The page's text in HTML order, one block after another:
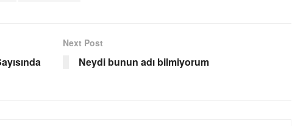
Next Post
Neydi bunun adı bilmiyorum